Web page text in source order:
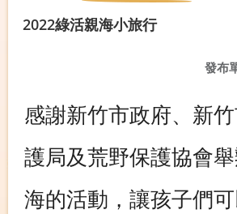
2022綠活親海小旅行
發布
感謝新竹市政府、新
護局及荒野保護協會
海的活動，讓孩子們